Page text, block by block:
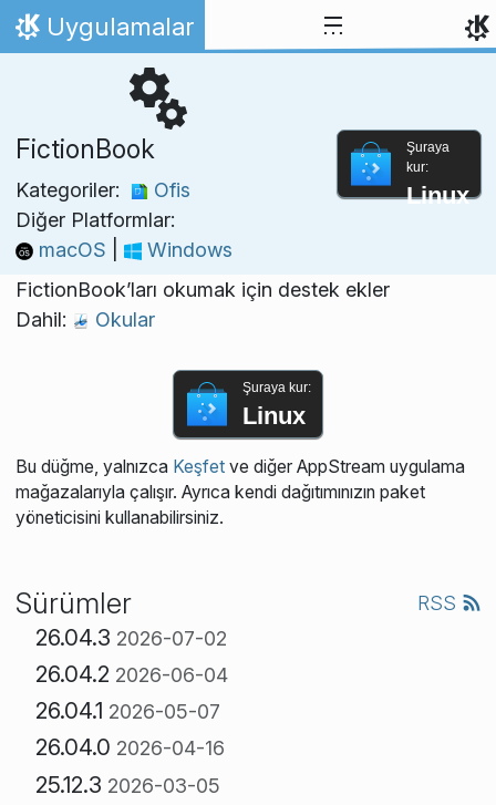
İçeriğe atla
Ana Sayfa
Uygulamalar
FictionBook
Kategoriler:
Ofis
Diğer Platformlar:
macOS
Windows
Şuraya
kur:
Linux
FictionBook’ları okumak için destek ekler
Dahil:
Okular
Şuraya kur:
Linux
Bu düğme, yalnızca Keşfetve diğer AppStream uygulama
mağazalarıyla çalışır. Ayrıca kendi dağıtımınızın paket
yöneticisini kullanabilirsiniz.
Sürümler RSS
26.04.3 2026-07-02
26.04.2 2026-06-04
26.04.1 2026-05-07
26.04.0 2026-04-16
25.12.3 2026-03-05